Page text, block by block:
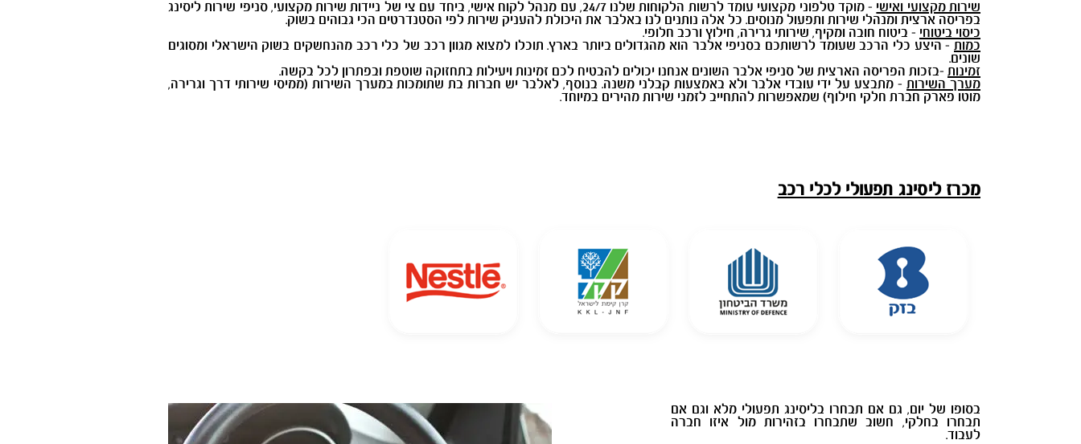
שירות מקצועי ואישי
- מוקד טלפוני מקצועי עומד לרשות הלקוחות שלנו 24/7, עם מנהל לקוח אישי, ביחד עם צי של ניידות שירות מקצועי, סניפי שירות ליסינג
בפריסה ארצית ומנהלי שירות ותפעול מנוסים. כל אלה נותנים לנו באלבר את היכולת להעניק שירות לפי הסטנדרטים הכי גבוהים בשוק.
כיסוי ביטוחי - ביטוח חובה ומקיף, שירותי גרירה, חילוץ ורכב חלופי.
כמות - היצע כלי הרכב שעומד לרשותכם בסניפי אלבר הוא מהגדולים ביותר בארץ. תוכלו למצוא מגוון רכב של כלי רכב מהנחשקים בשוק הישראלי ומסוגים
שונים.
זמינות -בזכות הפריסה הארצית של סניפי אלבר השונים אנחנו יכולים להבטיח לכם זמינות ויעילות בתחזוקה שוטפת ובפתרון לכל בקשה.
מערך השירות- מתבצע על ידי עובדי אלבר ולא באמצעות קבלני משנה. בנוסף, לאלבר יש חברות בת שתומכות במערך השירות (ממיסי שירותי דרך וגרירה,
מוטו פארק חברת חלקי חילוף) שמאפשרות להתחייב לזמני שירות מהירים במיוחד.
מכרז ליסינג תפעולי לכלי רכב
בסופו של יום, גם אם תבחרו בליסינג תפעולי מלא וגם אם
תבחרו בחלקי, חשוב שתבחרו בזהירות מול איזו חברה
לעבוד.